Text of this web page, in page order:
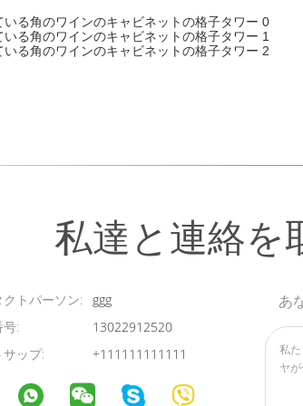
私達と連絡を
クトパーソン:
ggg
:
13022912520
サップ:
+111111111111
あ